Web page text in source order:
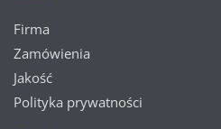
Firma
Zamówienia
Jakość
Polityka prywatności